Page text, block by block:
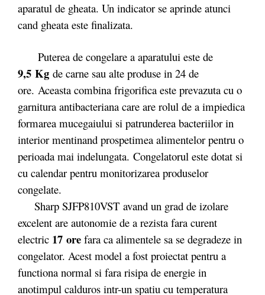
aparatul de gheata. Un indicator se aprinde atunci
cand gheata este finalizata.
Puterea de congelare a aparatului este de
9,5 Kg de carne sau alte produse in 24 de
ore. Aceasta combina frigorifica este prevazuta cu o
garnitura antibacteriana care are rolul de a impiedica
formarea mucegaiului si patrunderea bacteriilor in
interior mentinand prospetimea alimentelor pentru o
perioada mai indelungata. Congelatorul este dotat si
cu calendar pentru monitorizarea produselor
congelate.
Sharp SJFP810VST avand un grad de izolare
excelent are autonomie de a rezista fara curent
electric 17 ore fara ca alimentele sa se degradeze in
congelator. Acest model a fost proiectat pentru a
functiona normal si fara risipa de energie in
anotimpul calduros intr-un spatiu cu temperatura